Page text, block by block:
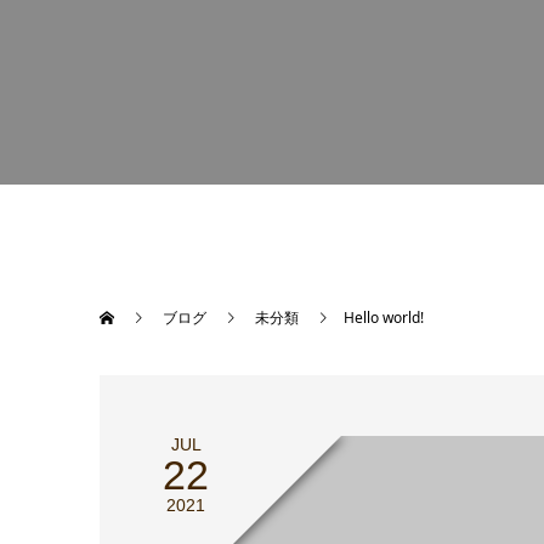
ブログ 未分類 Hello world!
JUL
22
2021